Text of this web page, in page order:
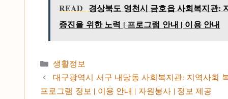
READ 경상북도 영천시 금호읍 사회복지관:
증진을 위한 노력 | 프로그램 안내 | 이용 안내
카테고리
생활정보
대구광역시 서구 내당동 사회복지관: 지역사회
프로그램 정보 | 이용 안내 | 자원봉사 | 정보 제공